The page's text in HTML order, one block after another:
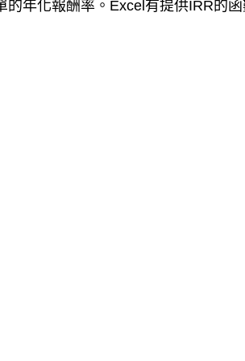
年化報酬率。Excel有提供IRR的函